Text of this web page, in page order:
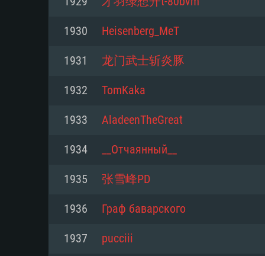
Minimum
Carte graphique supportant
Radeon 77XX / NVIDIA GeForce
résolution minimale supportée
Minimum
processeurs Intel Xeon ne sont
Mémoire: 6 GB
Carte graphique: Intel Iris Pro
analogue AMD/Nvidia. La
Minimum
modernes
Processeur: Dual-Core 2.4 GHz
Mémoire: 4 GB
Carte graphique: NVIDIA 660
drivers (moins de 6 mois) / de
de 720p)
1930 Heisenberg_MeT
1931 龙门武士斩炎豚
1932 TomKaka
1933 AladeenTheGreat
1934 __Отчаянный__
1935 张雪峰PD
1936 Граф баварского
1937 pucciii